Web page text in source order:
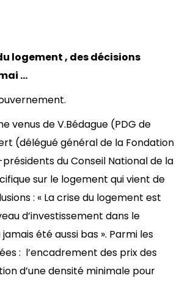
logement , des décisions
…
venus de V.Bédague (PDG de
(délégué général de la Fondation
du Conseil National de la
sur le logement qui vient de
: « La crise du logement est
d’investissement dans le
été aussi bas ». Parmi les
: l’encadrement des prix des
d’une densité minimale pour